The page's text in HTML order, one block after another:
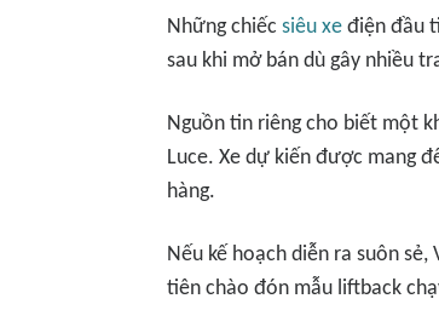
Những chiếc siêu xe điện đầu
sau khi mở bán dù gây nhiều
Nguồn tin riêng cho biết một
Luce. Xe dự kiến được mang
hàng.
Nếu kế hoạch diễn ra suôn
tiên chào đón mẫu liftback